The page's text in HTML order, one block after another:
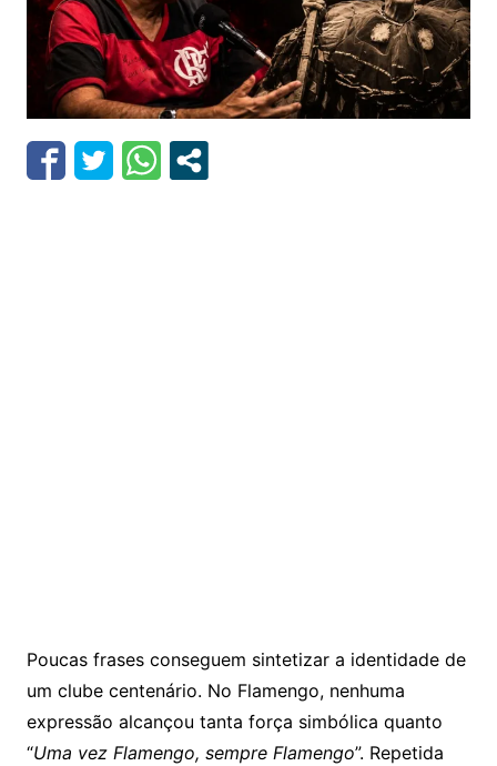
Poucas frases conseguem sintetizar a identidade de
um clube centenário. No Flamengo, nenhuma
expressão alcançou tanta força simbólica quanto
“Uma vez Flamengo, sempre Flamengo”. Repetida